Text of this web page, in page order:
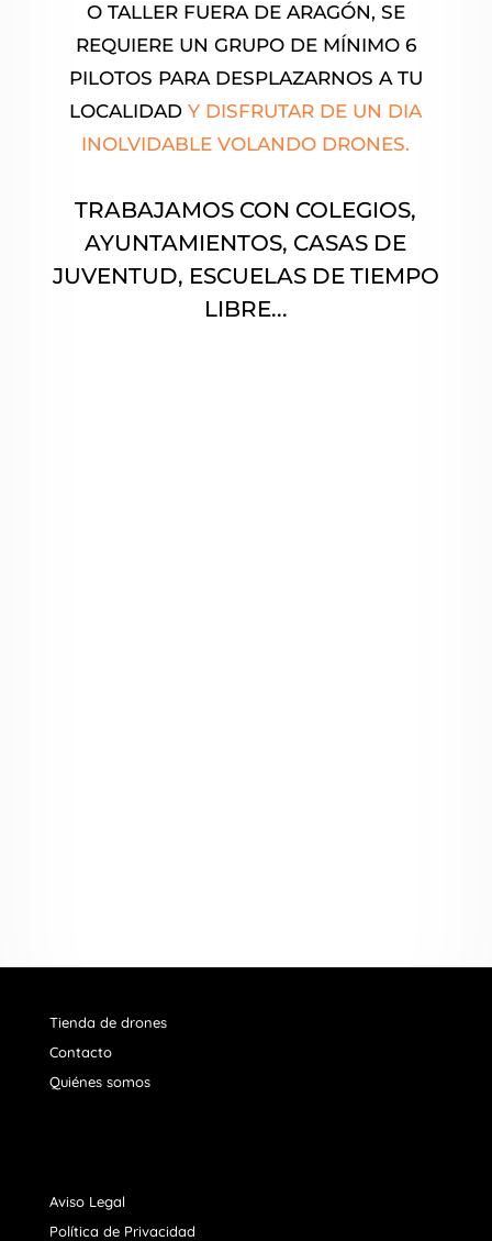
O TALLER FUERA DE ARAGÓN, SE
REQUIERE UN GRUPO DE MÍNIMO 6
PILOTOS PARA DESPLAZARNOS A TU
LOCALIDAD Y DISFRUTAR DE UN DIA
INOLVIDABLE VOLANDO DRONES.
TRABAJAMOS CON COLEGIOS,
AYUNTAMIENTOS, CASAS DE
JUVENTUD, ESCUELAS DE TIEMPO
LIBRE...
Tienda de drones
Contacto
Quiénes somos
Aviso Legal
Política de Privacidad